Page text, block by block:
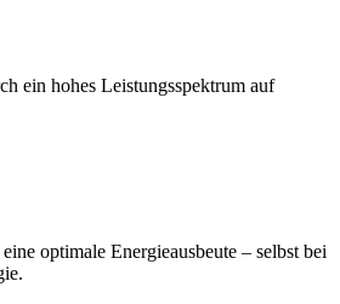
ein hohes Leistungsspektrum auf
optimale Energieausbeute – selbst bei